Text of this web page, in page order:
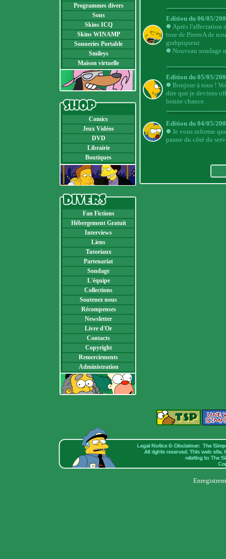
Programmes divers
Sons
Skins ICQ
Skins WINAMP
Sonneries Portable
Smileys
Maison virtuelle
Comics
Jeux Vidéos
DVD
Librairie
Boutiques
Fan Fictions
Hébergement Gratuit
Interviews
Liens
Tutoriaux
Partenariat
Sondage
L'équipe
Collections
Soutenez nous
Récompenses
Newsletter
Livre d'Or
Contacts
Copyright
Remerciements
Administration
Edition du 06/05/
Après l'affectation
tour de PierreA de
grabpiqueur.
Nouveau sondage
Edition du 05/05/
Bonjour à tous !
dire que je deviens
bonne chance.
Edition du 04/05/
Je vous informe
panne du côté du